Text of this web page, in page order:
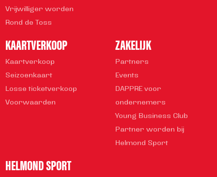
Vrijwilliger worden
Rond de Toss
KAARTVERKOOP
Kaartverkoop
Seizoenkaart
Losse ticketverkoop
Voorwaarden
ZAKELIJK
Partners
Events
DAPPRE voor
ondernemers
Young Business Club
Partner worden bij
Helmond Sport
HELMOND SPORT